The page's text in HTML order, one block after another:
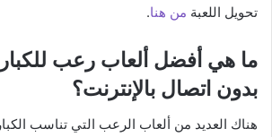
تحويل اللعبة من هنا.
ما هي أفضل ألعاب رعب للكبار
بدون اتصال بالإنترنت؟